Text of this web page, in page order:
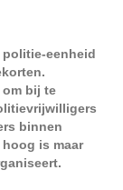
politie-eenheid
bij te
binnen
is maar